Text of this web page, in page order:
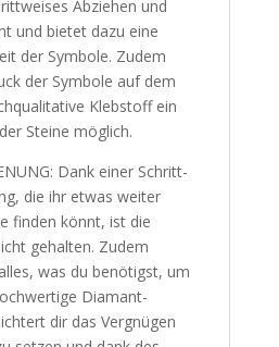
Abziehen und
und bietet dazu eine
der Symbole. Zudem
der Symbole auf dem
Klebstoff ein
Steine möglich.
Dank einer Schritt-
die ihr etwas weiter
finden könnt, ist die
gehalten. Zudem
was du benötigst, um
Diamant-
dir das Vergnügen